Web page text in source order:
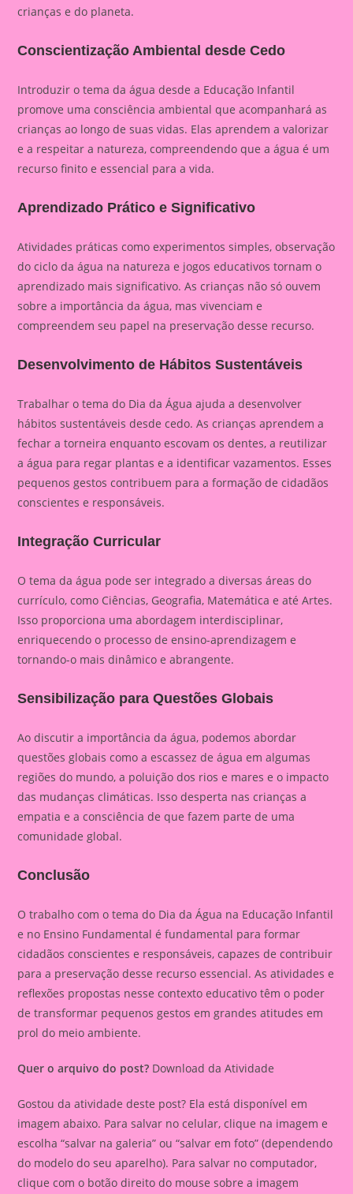
crianças e do planeta.
Conscientização Ambiental desde Cedo
Introduzir o tema da água desde a Educação Infantil
promove uma consciência ambiental que acompanhará as
crianças ao longo de suas vidas. Elas aprendem a valorizar
e a respeitar a natureza, compreendendo que a água é um
recurso finito e essencial para a vida.
Aprendizado Prático e Significativo
Atividades práticas como experimentos simples, observação
do ciclo da água na natureza e jogos educativos tornam o
aprendizado mais significativo. As crianças não só ouvem
sobre a importância da água, mas vivenciam e
compreendem seu papel na preservação desse recurso.
Desenvolvimento de Hábitos Sustentáveis
Trabalhar o tema do Dia da Água ajuda a desenvolver
hábitos sustentáveis desde cedo. As crianças aprendem a
fechar a torneira enquanto escovam os dentes, a reutilizar
a água para regar plantas e a identificar vazamentos. Esses
pequenos gestos contribuem para a formação de cidadãos
conscientes e responsáveis.
Integração Curricular
O tema da água pode ser integrado a diversas áreas do
currículo, como Ciências, Geografia, Matemática e até Artes.
Isso proporciona uma abordagem interdisciplinar,
enriquecendo o processo de ensino-aprendizagem e
tornando-o mais dinâmico e abrangente.
Sensibilização para Questões Globais
Ao discutir a importância da água, podemos abordar
questões globais como a escassez de água em algumas
regiões do mundo, a poluição dos rios e mares e o impacto
das mudanças climáticas. Isso desperta nas crianças a
empatia e a consciência de que fazem parte de uma
comunidade global.
Conclusão
O trabalho com o tema do Dia da Água na Educação Infantil
e no Ensino Fundamental é fundamental para formar
cidadãos conscientes e responsáveis, capazes de contribuir
para a preservação desse recurso essencial. As atividades e
reflexões propostas nesse contexto educativo têm o poder
de transformar pequenos gestos em grandes atitudes em
prol do meio ambiente.
Quer o arquivo do post? Download da Atividade
Gostou da atividade deste post? Ela está disponível em
imagem abaixo. Para salvar no celular, clique na imagem e
escolha “salvar na galeria” ou “salvar em foto” (dependendo
do modelo do seu aparelho). Para salvar no computador,
clique com o botão direito do mouse sobre a imagem